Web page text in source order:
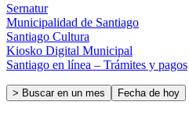
Sernatur
Municipalidad de Santiago
Santiago Cultura
Kiosko Digital Municipal
Santiago en línea – Trámites y pagos
> Buscar en un mes Fecha de hoy